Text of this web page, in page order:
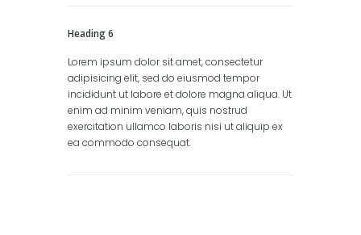
Heading 6
Lorem ipsum dolor sit amet, consectetur
adipisicing elit, sed do eiusmod tempor
incididunt ut labore et dolore magna aliqua. Ut
enim ad minim veniam, quis nostrud
exercitation ullamco laboris nisi ut aliquip ex
ea commodo consequat.